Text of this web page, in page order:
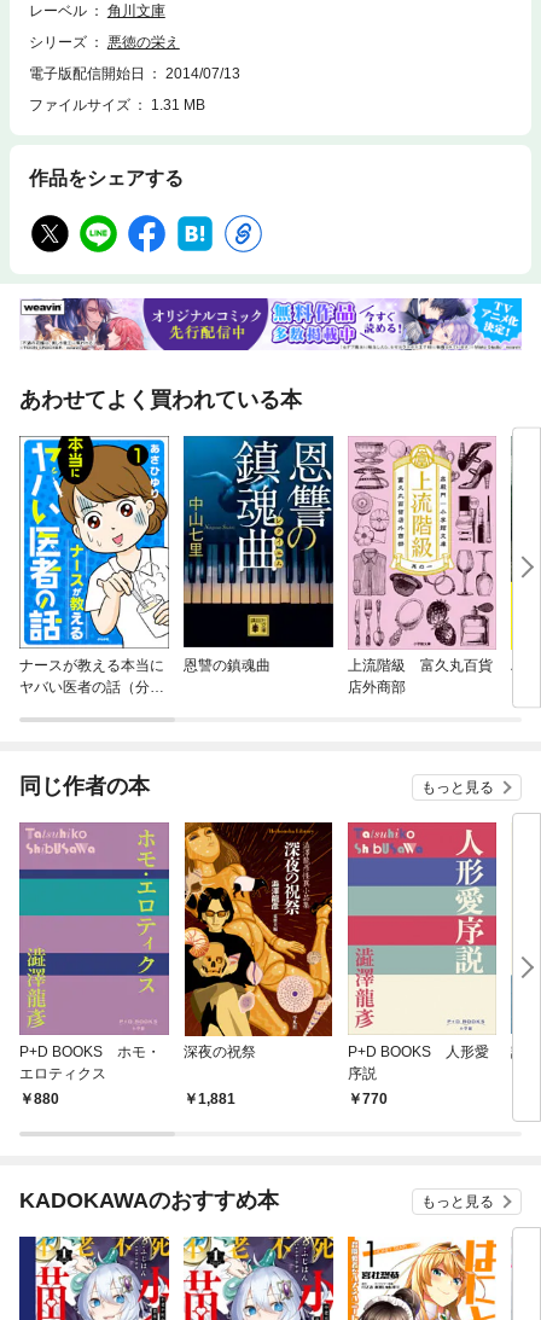
レーベル
角川文庫
シリーズ
悪徳の栄え
電子版配信開始日
2014/07/13
ファイルサイズ
1.31 MB
作品をシェアする
あわせてよく買われている本
ナースが教える本当に
ヤバい医者の話（分冊
恩讐の鎮魂曲
上流階級 富久丸百貨
店外商部
ハ
同じ作者の本 もっと見る
P+D BOOKS ホモ・
エロティクス
880
深夜の祝祭
1,881
P+D BOOKS 人形愛
序説
770
詩
KADOKAWAのおすすめ本 もっと見る